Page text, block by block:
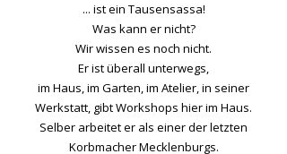
... ist ein Tausensassa!
Was kann er nicht?
Wir wissen es noch nicht.
Er ist überall unterwegs,
im Haus, im Garten, im Atelier, in seiner
Werkstatt, gibt Workshops hier im Haus.
Selber arbeitet er als einer der letzten
Korbmacher Mecklenburgs.